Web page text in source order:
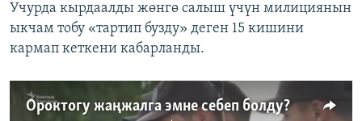
Учурда кырдаалды жөнгө салыш үчүн милициянын
ыкчам тобу «тартип бузду» деген 15 кишини
кармап кеткени кабарланды.
Ороктогу жаңжалга эмне себеп болду?